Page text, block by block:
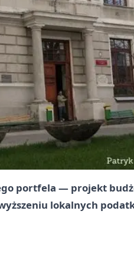
portfela — projekt
lokalnych